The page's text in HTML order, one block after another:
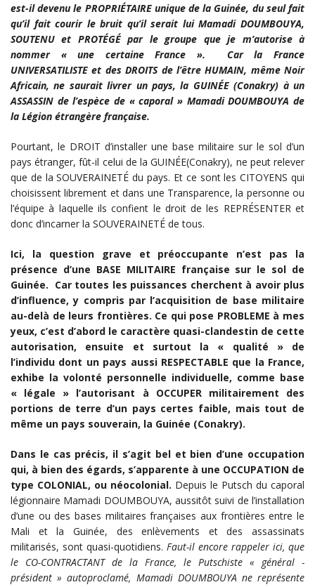
est-il devenu le PROPRIÉTAIRE unique de la Guinée, du seul fait
qu’il fait courir le bruit qu’il serait lui Mamadi DOUMBOUYA,
SOUTENU et PROTÉGÉ par le groupe que je m’autorise à
nommer « une certaine France ». Car la France
UNIVERSATILISTE et des DROITS de l’être HUMAIN, même Noir
Africain, ne saurait livrer un pays, la GUINÉE (Conakry) à un
ASSASSIN de l’espèce de « caporal » Mamadi DOUMBOUYA de
la Légion étrangère française.
Pourtant, le DROIT d’installer une base militaire sur le sol d’un
pays étranger, fût-il celui de la GUINÉE(Conakry), ne peut relever
que de la SOUVERAINETÉ du pays. Et ce sont les CITOYENS qui
choisissent librement et dans une Transparence, la personne ou
l’équipe à laquelle ils confient le droit de les REPRÉSENTER et
donc d’incarner la SOUVERAINETÉ de tous.
Ici, la question grave et préoccupante n’est pas la
présence d’une BASE MILITAIRE française sur le sol de
Guinée. Car toutes les puissances cherchent à avoir plus
d’influence, y compris par l’acquisition de base militaire
au-delà de leurs frontières. Ce qui pose PROBLEME à mes
yeux, c’est d’abord le caractère quasi-clandestin de cette
autorisation, ensuite et surtout la « qualité » de
l’individu dont un pays aussi RESPECTABLE que la France,
exhibe la volonté personnelle individuelle, comme base
« légale » l’autorisant à OCCUPER militairement des
portions de terre d’un pays certes faible, mais tout de
même un pays souverain, la Guinée (Conakry).
Dans le cas précis, il s’agit bel et bien d’une occupation
qui, à bien des égards, s’apparente à une OCCUPATION de
type COLONIAL, ou néocolonial. Depuis le Putsch du caporal
légionnaire Mamadi DOUMBOUYA, aussitôt suivi de l’installation
d’une ou des bases militaires françaises aux frontières entre le
Mali et la Guinée, des enlèvements et des assassinats
militarisés, sont quasi-quotidiens. Faut-il encore rappeler ici, que
le CO-CONTRACTANT de la France, le Putschiste « général -
président » autoproclamé, Mamadi DOUMBOUYA ne représente